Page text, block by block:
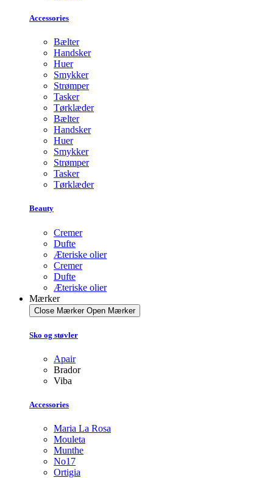
Accessories
Bælter
Handsker
Huer
Smykker
Strømper
Tasker
Tørklæder
Bælter
Handsker
Huer
Smykker
Strømper
Tasker
Tørklæder
Beauty
Cremer
Dufte
Æteriske olier
Cremer
Dufte
Æteriske olier
Mærker
Close Mærker Open Mærker
Sko og støvler
Apair
Brador
Viba
Accessories
Maria La Rosa
Mouleta
Munthe
No17
Ortigia